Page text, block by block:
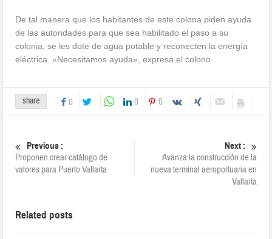
De tal manera que los habitantes de este colona piden ayuda
de las autoridades para que sea habilitado el paso a su
colonia, se les dote de agua potable y reconecten la energía
eléctrica. «Necesitamos ayuda», expresa el colono.
share 0 0 0
Previous :
Proponen crear catálogo de
valores para Puerto Vallarta
Next :
Avanza la construcción de la
nueva terminal aeroportuaria en
Vallarta
Related posts